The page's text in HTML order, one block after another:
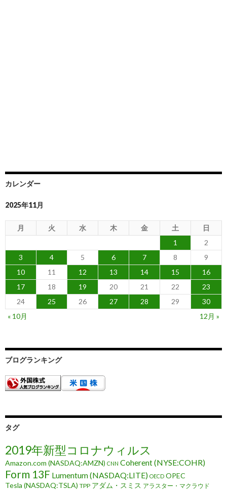
カレンダー
2025年11月
月 火 水 木 金 土
日
1
2
3
4 5 6 7 8
9
10
11 12 13 14 15
16
17
18 19 20 21 22
23
24
25 26 27 28 29
30
« 10月
12月 »
ブログランキング
タグ
2019年新型コロナウィルス
Amazon.com (NASDAQ:AMZN) CNN Coherent (NYSE:COHR)
Form 13F Lumentum (NASDAQ:LITE) OECD OPEC
Tesla (NASDAQ:TSLA) TPP アダム・スミス アラスター・マクラウド